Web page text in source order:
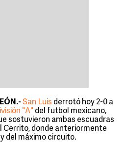
San Luis derrotó hoy 2-0 a
"A" del futbol mexicano,
sostuvieron ambas escuadras
Cerrito, donde anteriormente
del máximo circuito.